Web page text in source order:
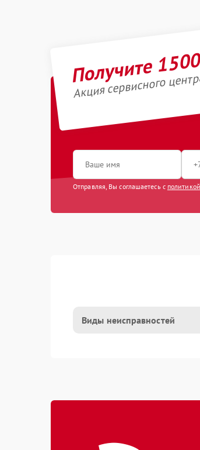
Получите
Акция сервисного
Отправляя, Вы соглашаетесь с
Виды неисправностей